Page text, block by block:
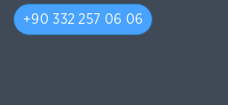
+90 332 257 06 06